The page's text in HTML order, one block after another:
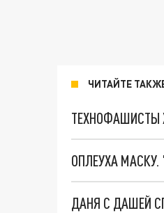
ЧИТАЙТЕ
ТЕХНОФАШИСТЫ
ОПЛЕУХА МАСКУ.
ДАНЯ С ДАШЕЙ